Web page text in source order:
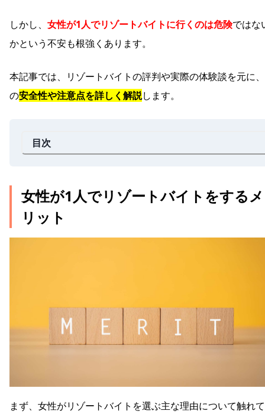
しかし、 女性が1人でリゾートバイトに行くのは危険ではな
かという不安も根強くあります。
本記事では、リゾートバイトの評判や実際の体験談を元に
の安全性や注意点を詳しく解説します。
目次
女性が1人でリゾートバイトをするメ
リット
まず、女性がリゾートバイトを選ぶ主な理由について触れ